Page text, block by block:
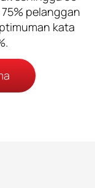
pelanggan
kata